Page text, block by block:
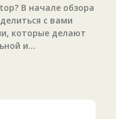
В начале обзора
с вами
которые делают
и...